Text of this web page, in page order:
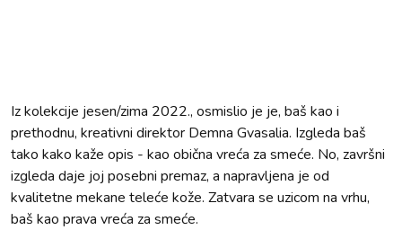
Iz kolekcije jesen/zima 2022., osmislio je je, baš kao i
prethodnu, kreativni direktor Demna Gvasalia. Izgleda baš
tako kako kaže opis - kao obična vreća za smeće. No, završni
izgleda daje joj posebni premaz, a napravljena je od
kvalitetne mekane teleće kože. Zatvara se uzicom na vrhu,
baš kao prava vreća za smeće.